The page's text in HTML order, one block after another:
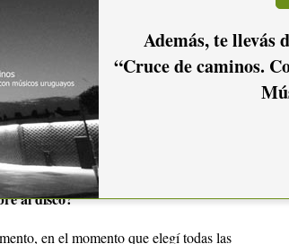
y todas las decisiones son
y esto y aquello. En cambio en
está ahí: cuando uno es solista, más
estás solo. Cuando grabás un
de cosas que se comparten. Creo que
al disco?
en el momento que elegí todas las
Además, te llevás
“Cruce de caminos.